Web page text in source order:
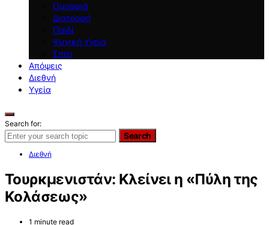
Ομορφιά
Διατροφή
Παιδί
Ψυχική Υγεία
Σπίτι
Απόψεις
Διεθνή
Υγεία
Search for:
Search
Διεθνή
Τουρκμενιστάν: Κλείνει η «Πύλη της
Κολάσεως»
1 minute read